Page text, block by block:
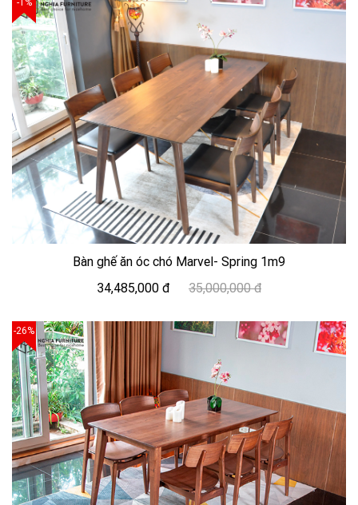
Bàn ghế ăn óc chó Marvel- Spring 1m9
34,485,000 đ
35,000,000 đ
-26%